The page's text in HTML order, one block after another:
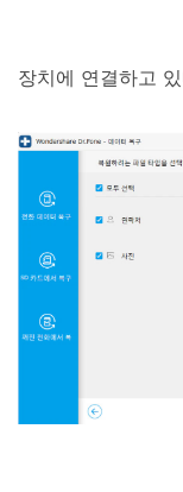
장치에 연결하고